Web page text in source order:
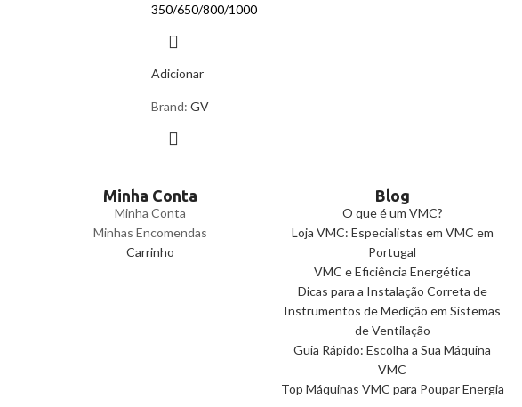
350/650/800/1000
Adicionar
Brand: GV
Minha Conta
Minha Conta
Minhas Encomendas
Carrinho
Blog
O que é um VMC?
Loja VMC: Especialistas em VMC em
Portugal
VMC e Eficiência Energética
Dicas para a Instalação Correta de
Instrumentos de Medição em Sistemas
de Ventilação
Guia Rápido: Escolha a Sua Máquina
VMC
Top Máquinas VMC para Poupar Energia